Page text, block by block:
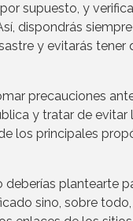
supuesto, y
dispondrás
y evitarás tener
precauciones
y tratar de evitar
los principales
deberías plantearte
sino, sobre